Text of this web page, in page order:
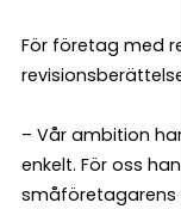
För företag med
– Vår ambition
enkelt. För oss